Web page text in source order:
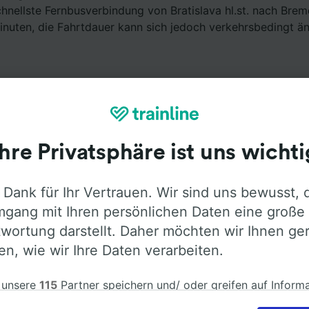
Fernbusverbindung von Bratislava hl.st. nach
die Fahrtdauer kann sich jedoch verkehrsbedingt
hl.st. nach Bremen Hbf mitFlixbus fahren.
über die Busausstattung der Anbieter zu
Ihre Privatsphäre ist uns
für Ihr Vertrauen. Wir sind uns bewusst,
mit Ihren persönlichen Daten eine große
darstellt. Daher möchten wir Ihnen
wie wir Ihre Daten verarbeiten.
115 Partner speichern und/ oder greifen auf